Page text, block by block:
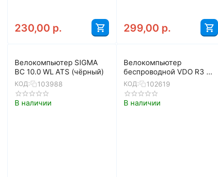
230,00 р. 299,00 р.
Велокомпьютер SIGMA
BC 10.0 WL ATS (чёрный)
КОД: 103988
В наличии
Велокомпьютер
беспроводной VDO R3 WL
VTS 4-64030 (белый)
КОД: 102619
В наличии